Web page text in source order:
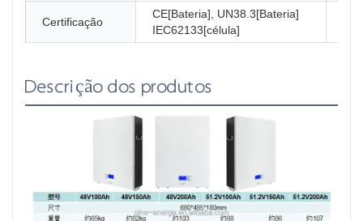
Certificação
CE[Bateria], UN38.3[Bateria]
IEC62133[célula]
Descrição dos produtos